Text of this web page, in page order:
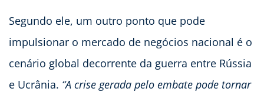
Segundo ele, um outro ponto que pode
impulsionar o mercado de negócios nacional é o
cenário global decorrente da guerra entre Rússia
e Ucrânia. “A crise gerada pelo embate pode tornar